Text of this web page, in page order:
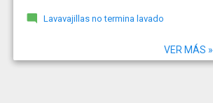
Lavavajillas no termina lavado
VER MÁS »